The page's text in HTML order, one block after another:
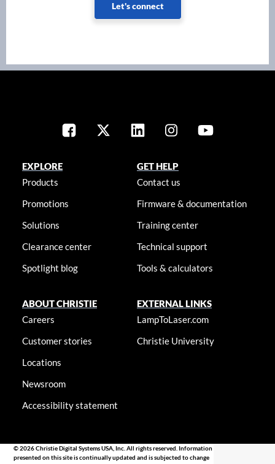
Let's connect
EXPLORE
Products
Promotions
Solutions
Clearance center
Spotlight blog
GET HELP
Contact us
Firmware & documentation
Training center
Technical support
Tools & calculators
ABOUT CHRISTIE
Careers
Customer stories
Locations
Newsroom
Accessibility statement
EXTERNAL LINKS
LampToLaser.com
Christie University
© 2026 Christie Digital Systems USA, Inc. All rights reserved. Information
presented on this site is continually updated and is subjected to change